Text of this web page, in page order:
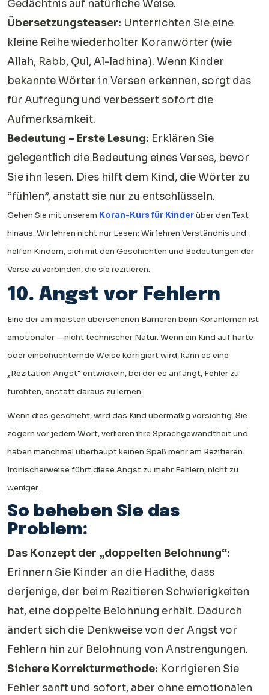
Gedächtnis auf natürliche Weise.
Übersetzungsteaser: Unterrichten Sie eine
kleine Reihe wiederholter Koranwörter (wie
Allah, Rabb, Qul, Al-ladhina). Wenn Kinder
bekannte Wörter in Versen erkennen, sorgt das
für Aufregung und verbessert sofort die
Aufmerksamkeit.
Bedeutung – Erste Lesung: Erklären Sie
gelegentlich die Bedeutung eines Verses, bevor
Sie ihn lesen. Dies hilft dem Kind, die Wörter zu
“fühlen”, anstatt sie nur zu entschlüsseln.
Gehen Sie mit unserem Koran-Kurs für Kinderüber den Text
hinaus. Wir lehren nicht nur Lesen; Wir lehren Verständnis und
helfen Kindern, sich mit den Geschichten und Bedeutungen der
Verse zu verbinden, die sie rezitieren.
10. Angst vor Fehlern
Eine der am meisten übersehenen Barrieren beim Koranlernen ist
emotionaler —nicht technischer Natur. Wenn ein Kind auf harte
oder einschüchternde Weise korrigiert wird, kann es eine
„Rezitation Angst“ entwickeln, bei der es anfängt, Fehler zu
fürchten, anstatt daraus zu lernen.
Wenn dies geschieht, wird das Kind übermäßig vorsichtig. Sie
zögern vor jedem Wort, verlieren ihre Sprachgewandtheit und
haben manchmal überhaupt keinen Spaß mehr am Rezitieren.
Ironischerweise führt diese Angst zu mehr Fehlern, nicht zu
weniger.
So beheben Sie das
Problem:
Das Konzept der „doppelten Belohnung“:
Erinnern Sie Kinder an die Hadithe, dass
derjenige, der beim Rezitieren Schwierigkeiten
hat, eine doppelte Belohnung erhält. Dadurch
ändert sich die Denkweise von der Angst vor
Fehlern hin zur Belohnung von Anstrengungen.
Sichere Korrekturmethode: Korrigieren Sie
Fehler sanft und sofort, aber ohne emotionalen